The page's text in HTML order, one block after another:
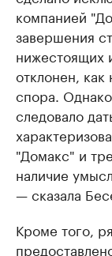
компанией
завершения
нижестоящих
отклонен,
спора.
следовало
"Домакс" и
наличие
— сказала
Кроме того,